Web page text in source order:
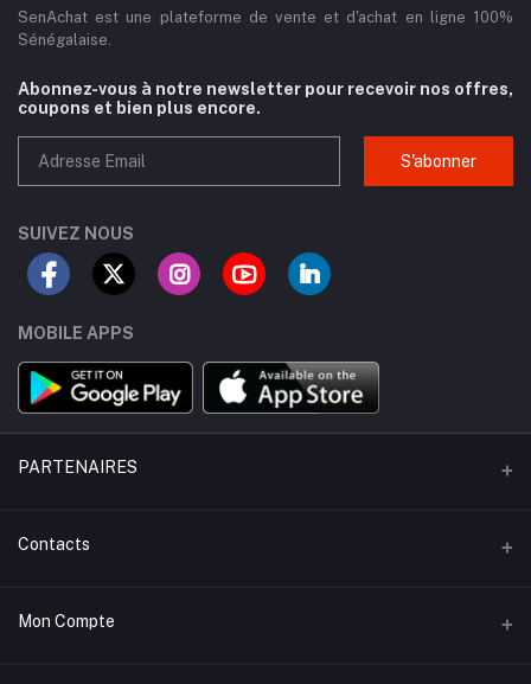
SenAchat est une plateforme de vente et d'achat en ligne 100%
Sénégalaise.
Abonnez-vous à notre newsletter pour recevoir nos offres,
coupons et bien plus encore.
S'abonner
SUIVEZ NOUS
MOBILE APPS
PARTENAIRES
APO - Taxi
KONECTFOOD- Restaurants
Contacts
Adresse
Mon Compte